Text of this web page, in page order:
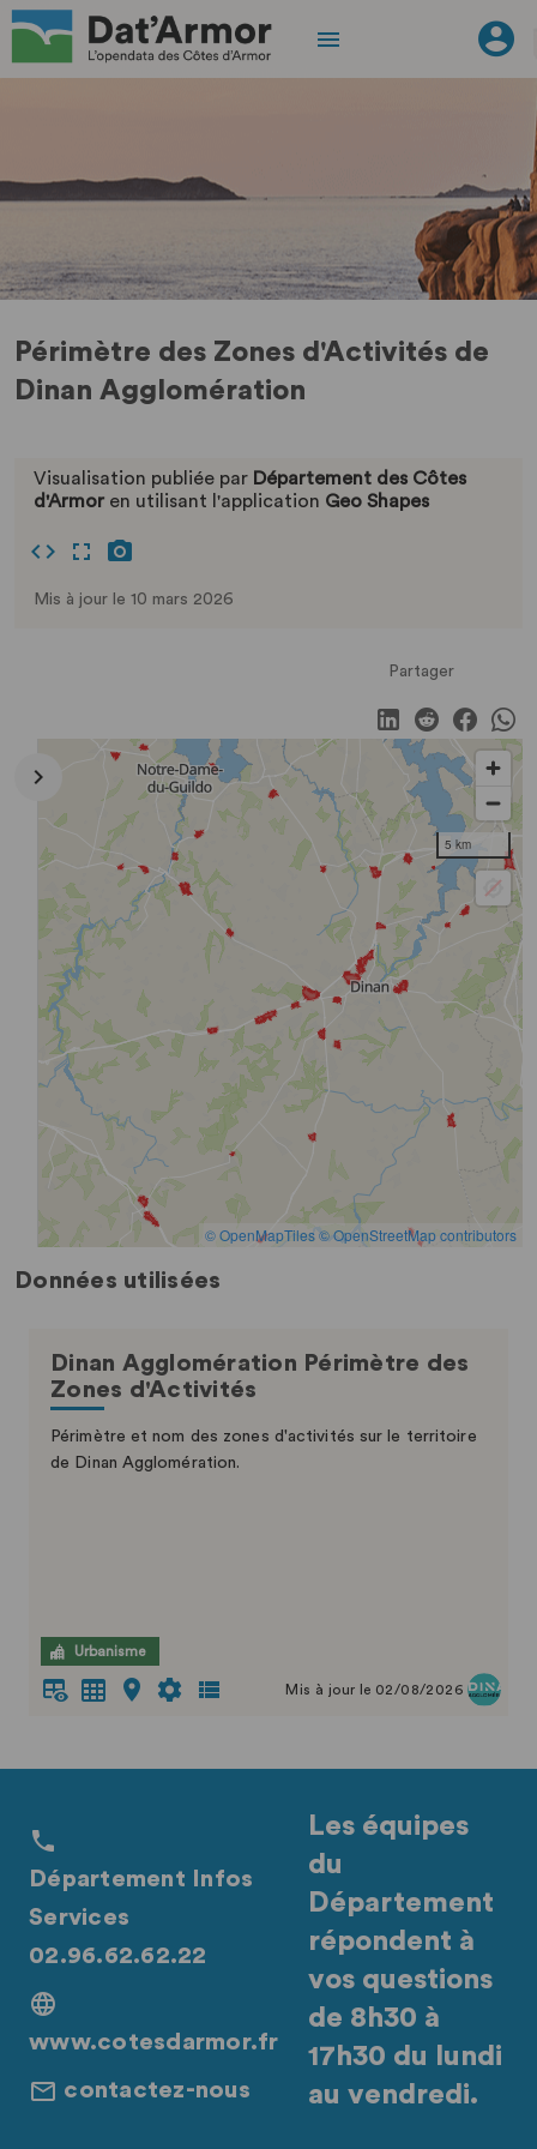
Périmètre des Zones d'Activités de
Dinan Agglomération
Visualisation publiée par Département des Côtes
d'Armor en utilisant l'application Geo Shapes
Mis à jour le 10 mars 2026
Partager
Données utilisées
Dinan Agglomération Périmètre des
Zones d'Activités
Périmètre et nom des zones d'activités sur le territoire
de Dinan Agglomération.
Urbanisme
Mis à jour le 02/08/2026
Département Infos
Services
02.96.62.62.22
www.cotesdarmor.fr
contactez-nous
Les équipes
du
Département
répondent à
vos questions
de 8h30 à
17h30 du lundi
au vendredi.